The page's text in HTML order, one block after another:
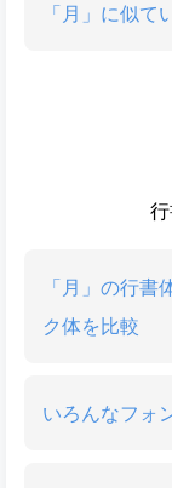
「月」に似て
「月」の行
ク体を比較
いろんなフォ